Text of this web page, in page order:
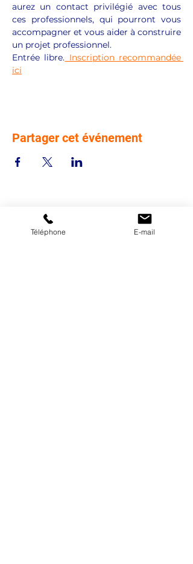
aurez un contact privilégié avec tous
ces professionnels, qui pourront vous
accompagner et vous aider à construire
un projet professionnel.
Entrée libre. Inscription recommandée
ici
Partager cet événement
Téléphone E-mail